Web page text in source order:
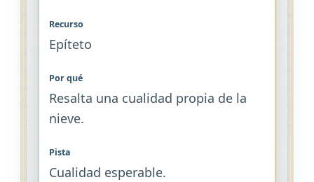
Epíteto
Resalta una cualidad propia de la
nieve.
Cualidad esperable.